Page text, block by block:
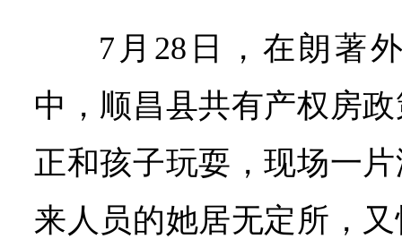
7月28日，在朗著
中，顺昌县共有产权房
正和孩子玩耍，现场一
来人员的她居无定所，